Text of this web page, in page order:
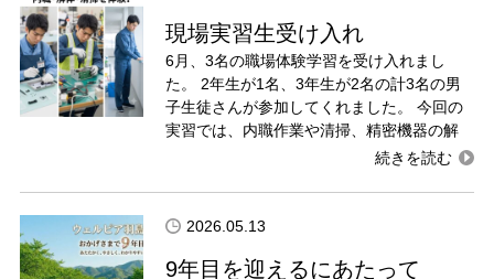
現場実習生受け入れ
6月、3名の職場体験学習を受け入れまし
た。 2年生が1名、3年生が2名の計3名の男
子生徒さんが参加してくれました。 今回の
実習では、内職作業や清掃、精密機器の解
2026.05.13
9年目を迎えるにあたって